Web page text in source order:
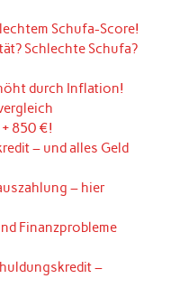
Schufa-Score!
Schlechte Schufa?
durch Inflation!
850 €!
– und alles Geld
– hier
Finanzprobleme
–